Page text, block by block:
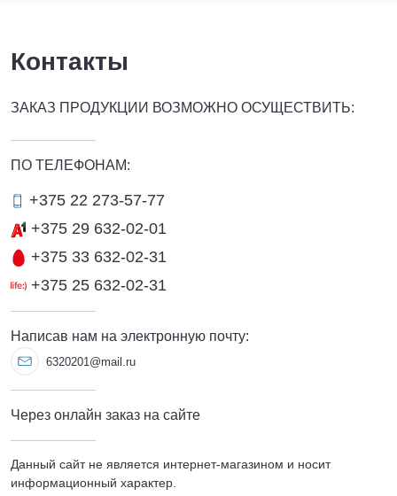
Контакты
ЗАКАЗ ПРОДУКЦИИ ВОЗМОЖНО ОСУЩЕСТВИТЬ:
ПО ТЕЛЕФОНАМ:
+375 22 273-57-77
+375 29 632-02-01
+375 33 632-02-31
+375 25 632-02-31
Написав нам на электронную почту:
6320201@mail.ru
Через онлайн заказ на сайте
Данный сайт не является интернет-магазином и носит
информационный характер.